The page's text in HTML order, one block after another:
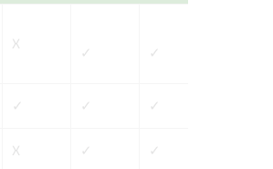
X
✓ ✓
✓ ✓ ✓
X ✓ ✓